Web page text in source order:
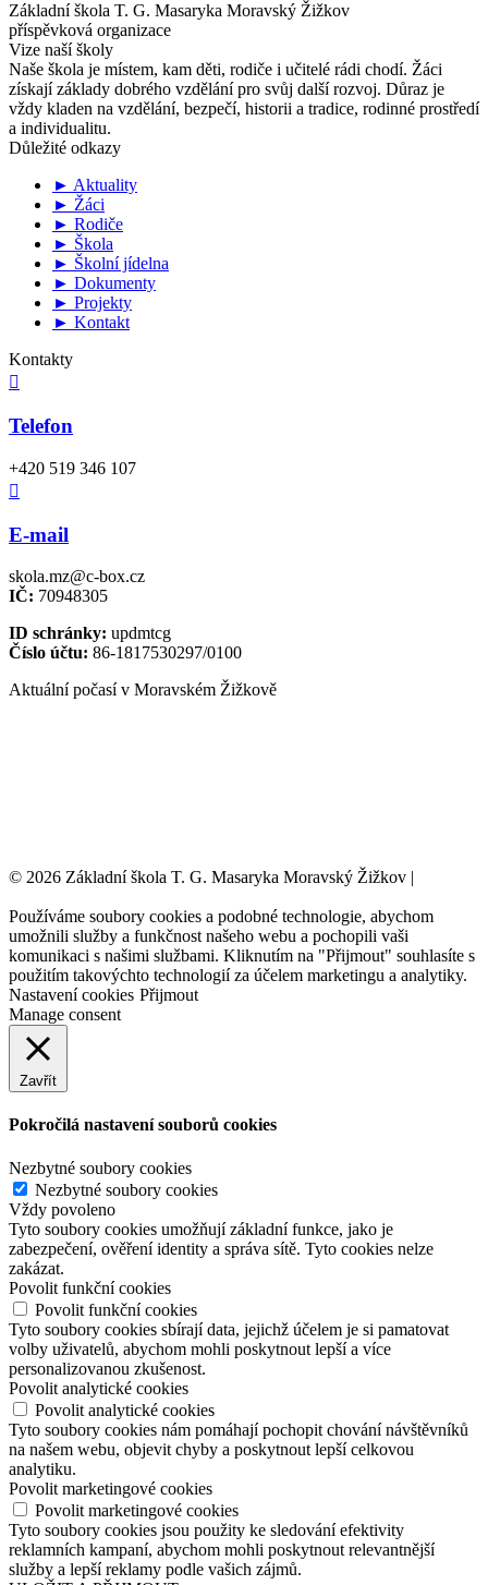
Základní škola T. G. Masaryka Moravský Žižkov
příspěvková organizace
Vize naší školy
Naše škola je místem, kam děti, rodiče i učitelé rádi chodí. Žáci
získají základy dobrého vzdělání pro svůj další rozvoj. Důraz je
vždy kladen na vzdělání, bezpečí, historii a tradice, rodinné prostředí
a individualitu.
Důležité odkazy
► Aktuality
► Žáci
► Rodiče
► Škola
► Školní jídelna
► Dokumenty
► Projekty
► Kontakt
Kontakty

Telefon
+420 519 346 107

E-mail
skola.mz@c-box.cz
IČ: 70948305
ID schránky: updmtcg
Číslo účtu: 86-1817530297/0100
Aktuální počasí v Moravském Žižkově
© 2026 Základní škola T. G. Masaryka Moravský Žižkov |
Používáme soubory cookies a podobné technologie, abychom
umožnili služby a funkčnost našeho webu a pochopili vaši
komunikaci s našimi službami. Kliknutím na "Přijmout" souhlasíte s
použitím takovýchto technologií za účelem marketingu a analytiky.
Nastavení cookies Přijmout
Manage consent
Zavřít
Pokročilá nastavení souborů cookies
Nezbytné soubory cookies
Nezbytné soubory cookies
Vždy povoleno
Tyto soubory cookies umožňují základní funkce, jako je
zabezpečení, ověření identity a správa sítě. Tyto cookies nelze
zakázat.
Povolit funkční cookies
Povolit funkční cookies
Tyto soubory cookies sbírají data, jejichž účelem je si pamatovat
volby uživatelů, abychom mohli poskytnout lepší a více
personalizovanou zkušenost.
Povolit analytické cookies
Povolit analytické cookies
Tyto soubory cookies nám pomáhají pochopit chování návštěvníků
na našem webu, objevit chyby a poskytnout lepší celkovou
analytiku.
Povolit marketingové cookies
Povolit marketingové cookies
Tyto soubory cookies jsou použity ke sledování efektivity
reklamních kampaní, abychom mohli poskytnout relevantnější
služby a lepší reklamy podle vašich zájmů.